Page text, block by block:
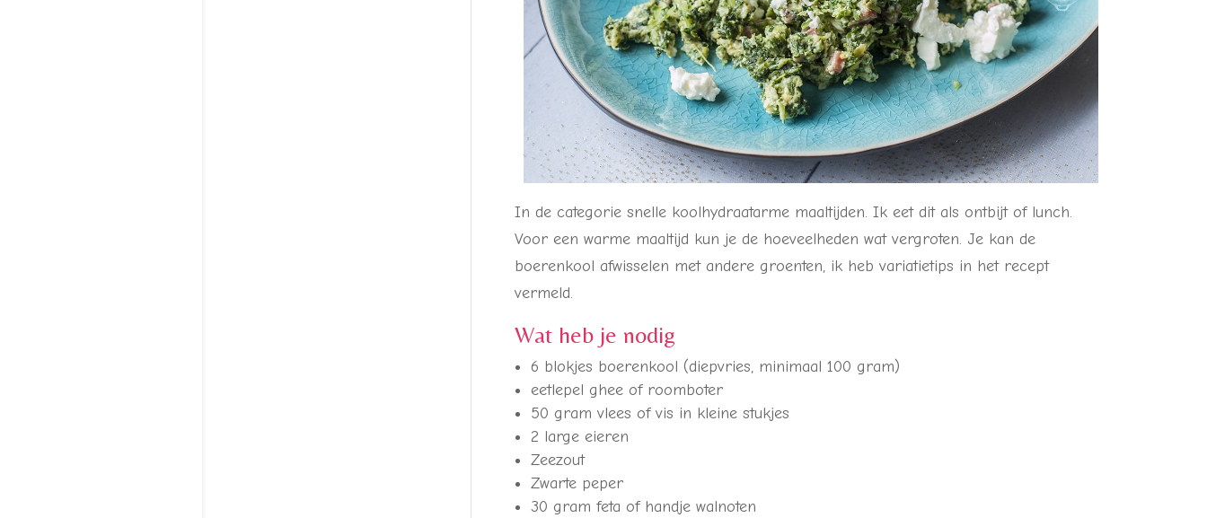
In de categorie snelle koolhydraatarme maaltijden. Ik eet dit als ontbijt of lunch.
Voor een warme maaltijd kun je de hoeveelheden wat vergroten. Je kan de
boerenkool afwisselen met andere groenten, ik heb variatietips in het recept
vermeld.
Wat heb je nodig
6 blokjes boerenkool (diepvries, minimaal 100 gram)
eetlepel ghee of roomboter
50 gram vlees of vis in kleine stukjes
2 large eieren
Zeezout
Zwarte peper
30 gram feta of handje walnoten